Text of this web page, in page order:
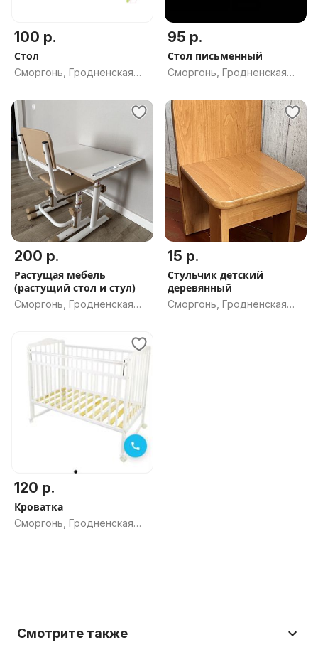
100 р.
Стол
Сморгонь, Гродненская
95 р.
Стол письменный
Сморгонь, Гродненская
200 р.
Растущая мебель
(растущий стол и стул)
Сморгонь, Гродненская
15 р.
Стульчик детский
деревянный
Сморгонь, Гродненская
120 р.
Кроватка
Сморгонь, Гродненская
Смотрите также